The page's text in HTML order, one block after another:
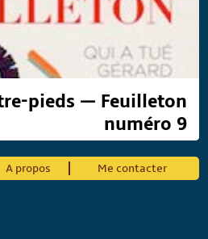
pieds — Feuilleton
numéro 9
A propos Me contacter